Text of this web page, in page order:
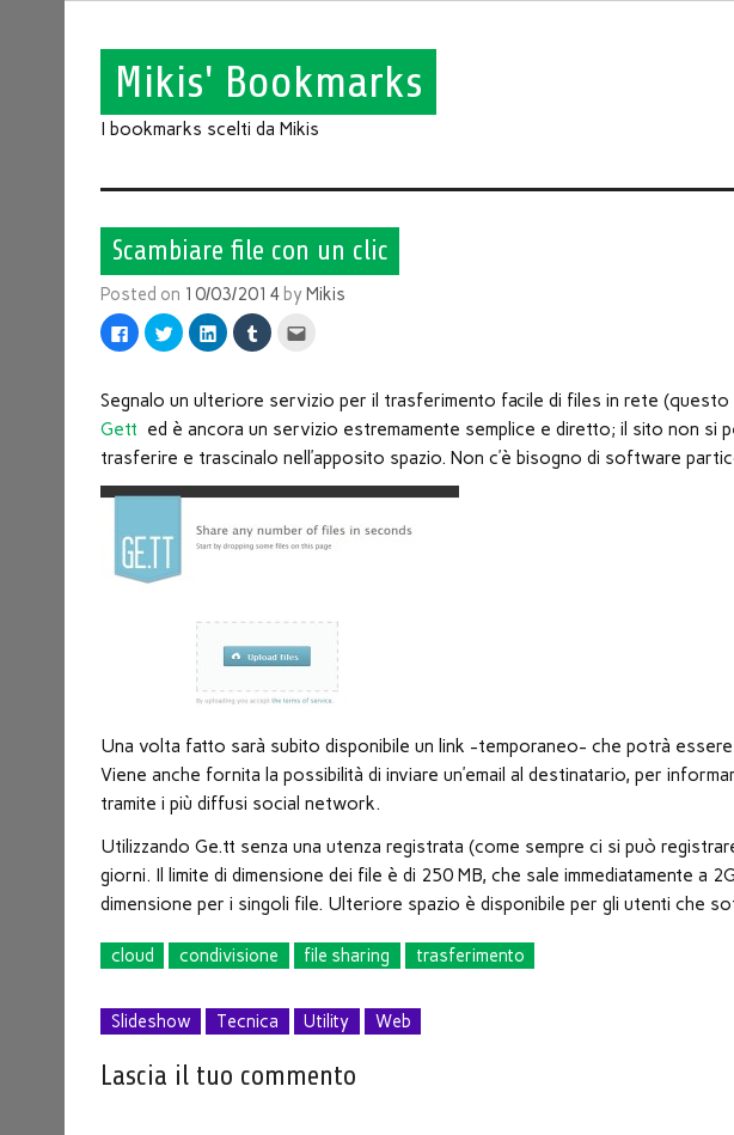
Mikis' Bookmarks
I bookmarks scelti da Mikis
Scambiare file con un clic
Posted on 10/03/2014 byMikis
Fai
clic
Facebook
apre
una
finestra)
Fai
clic
su
(Si
in
nuova
finestra)
Fai
clic
su
(Si
in
nuova
finestra)
Fai
clic
su
(Si
in
nuova
finestra)
l'articolo
mail
un
amico
(Si
apre
una
nuova
Segnalo un ulteriore servizio per il trasferimento facile di files in rete
Gett ed è ancora un servizio estremamente semplice e diretto; il sito non si
trasferire e trascinalo nell’apposito spazio. Non c’è bisogno di software
Una volta fatto sarà subito disponibile un link -temporaneo- che potrà
Viene anche fornita la possibilità di inviare un’email al destinatario, per
tramite i più diffusi social network.
Utilizzando Ge.tt senza una utenza registrata (come sempre ci si può
giorni. Il limite di dimensione dei file è di 250 MB, che sale immediatamente a
dimensione per i singoli file. Ulteriore spazio è disponibile per gli utenti che
cloud condivisione file sharing trasferimento
Slideshow Tecnica Utility Web
Lascia il tuo commento